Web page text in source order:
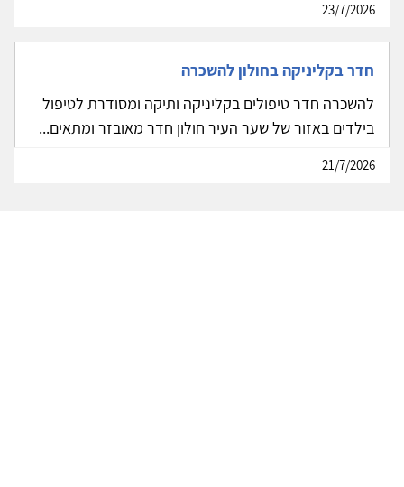
23/7/2026
חדר בקליניקה בחולון להשכרה
להשכרה חדר טיפולים בקליניקה ותיקה ומסודרת לטיפול
בילדים באזור של שער העיר חולון חדר מאובזר ומתאים...
21/7/2026